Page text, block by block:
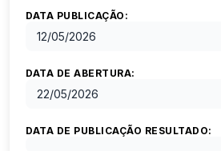
DATA PUBLICAÇÃO:
12/05/2026
DATA DE ABERTURA:
22/05/2026
DATA DE PUBLICAÇÃO RESULTADO: